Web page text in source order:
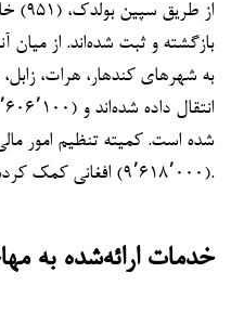
به شهرهای کندهار، هرات،
(۹٬۶۱۸٬۰۰۰) افغانی کمک کرده است.
خدمات ارائه‌شده به